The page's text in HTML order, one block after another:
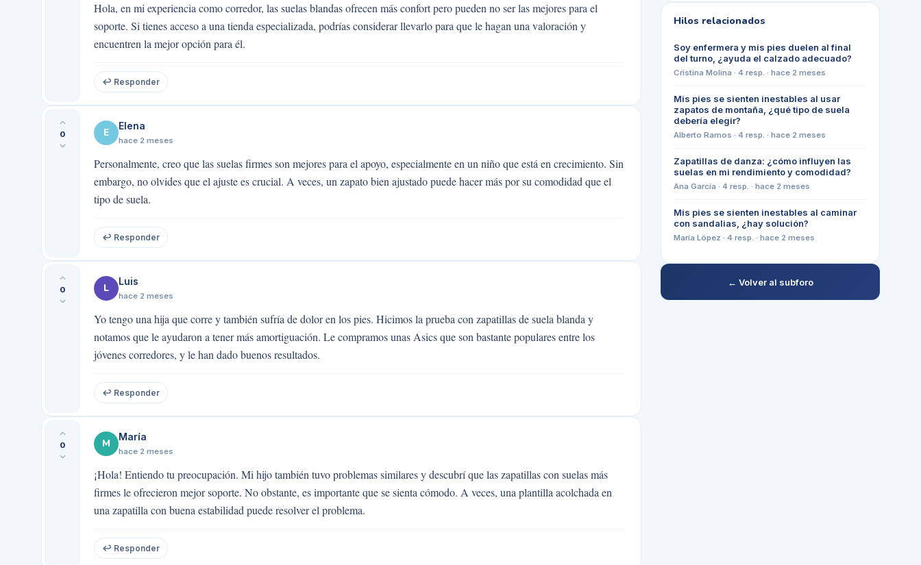
Hola, en mi experiencia como corredor, las suelas blandas ofrecen más confort pero pueden no ser las mejores para el
soporte. Si tienes acceso a una tienda especializada, podrías considerar llevarlo para que le hagan una valoración y
encuentren la mejor opción para él.
↩ Responder
0 E
Elena
hace 2 meses
Personalmente, creo que las suelas firmes son mejores para el apoyo, especialmente en un niño que está en crecimiento. Sin
embargo, no olvides que el ajuste es crucial. A veces, un zapato bien ajustado puede hacer más por su comodidad que el
tipo de suela.
↩ Responder
0 L
Luis
hace 2 meses
Yo tengo una hija que corre y también sufría de dolor en los pies. Hicimos la prueba con zapatillas de suela blanda y
notamos que le ayudaron a tener más amortiguación. Le compramos unas Asics que son bastante populares entre los
jóvenes corredores, y le han dado buenos resultados.
↩ Responder
0 M
María
hace 2 meses
¡Hola! Entiendo tu preocupación. Mi hijo también tuvo problemas similares y descubrí que las zapatillas con suelas más
firmes le ofrecieron mejor soporte. No obstante, es importante que se sienta cómodo. A veces, una plantilla acolchada en
una zapatilla con buena estabilidad puede resolver el problema.
↩ Responder
Hilos relacionados
Soy enfermera y mis pies duelen al final
del turno, ¿ayuda el calzado adecuado?
Cristina Molina · 4 resp. · hace 2 meses
Mis pies se sienten inestables al usar
zapatos de montaña, ¿qué tipo de suela
debería elegir?
Alberto Ramos · 4 resp. · hace 2 meses
Zapatillas de danza: ¿cómo influyen las
suelas en mi rendimiento y comodidad?
Ana García · 4 resp. · hace 2 meses
Mis pies se sienten inestables al caminar
con sandalias, ¿hay solución?
María López · 4 resp. · hace 2 meses
← Volver al subforo